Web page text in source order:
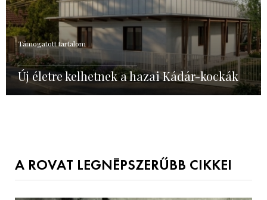
Támogatott tartalom
Új életre kelhetnek a hazai Kádár-kockák
A ROVAT LEGNÉPSZERŰBB CIKKEI